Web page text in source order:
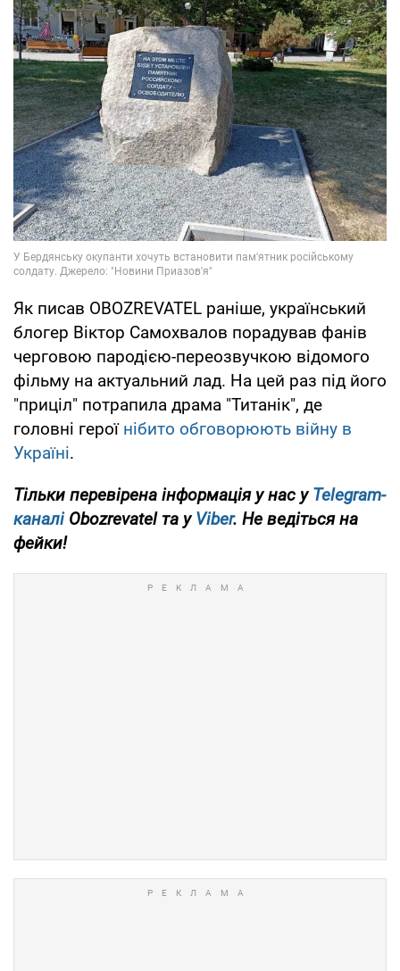
Як писав OBOZREVATEL раніше, український
блогер Віктор Самохвалов порадував фанів
черговою пародією-переозвучкою відомого
фільму на актуальний лад. На цей раз під його
"приціл" потрапила драма "Титанік", де
головні герої нібито обговорюють війну в
Україні.
Тільки перевірена інформація у нас уTelegram-
каналіObozrevatel та уViber. Не ведіться на
фейки!